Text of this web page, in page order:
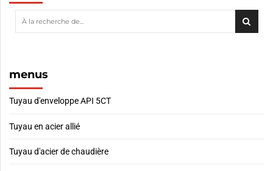
menus
Tuyau d'enveloppe API 5CT
Tuyau en acier allié
Tuyau d'acier de chaudière